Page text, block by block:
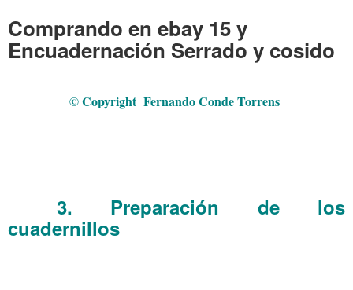
Comprando en ebay 15 y
Encuadernación Serrado y cosido
© Copyright Fernando Conde Torrens
3. Preparación de los
cuadernillos